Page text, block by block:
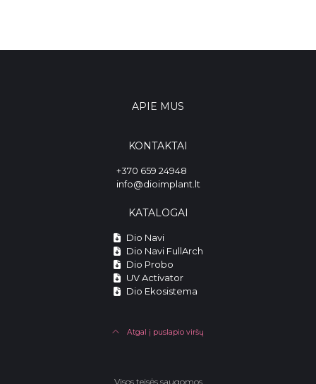
APIE MUS
KONTAKTAI
+370 659 24948
info@dioimplant.lt
KATALOGAI
Dio Navi
Dio Navi FullArch
Dio Probo
UV Activator
Dio Ekosistema
Atgal į puslapio viršų
Visos teisės saugomos